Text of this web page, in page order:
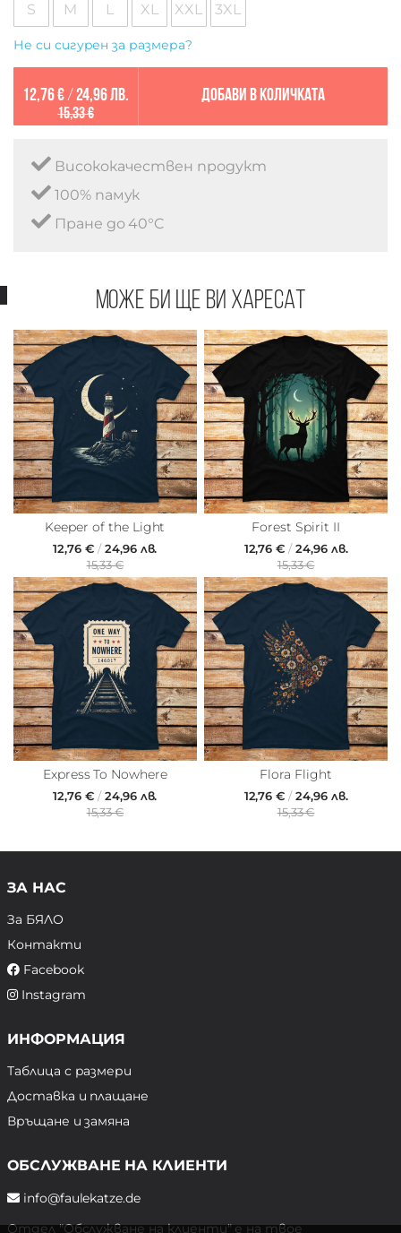
S M L XL XXL 3XL
Не си сигурен за размера?
12,76 €/ 24,96 лв.
15,33 €
Добави в количката
Висококачествен продукт
100% памук
Пране до 40°C
Може би ще ви харесат
Keeper of the Light
12,76 € /24,96 лв.
15,33 €
Forest Spirit II
12,76 €/24,96 лв.
15,33 €
Express To Nowhere
12,76 € /24,96 лв.
15,33 €
Flora Flight
12,76 €/24,96 лв.
15,33 €
ЗА НАС
За БЯЛО
Контакти
Facebook
Instagram
ИНФОРМАЦИЯ
Таблица с размери
Доставка и плащане
Връщане и замяна
ОБСЛУЖВАНЕ НА КЛИЕНТИ
info@faulekatze.de
Отдел "Обслужване на клиенти" е на твое